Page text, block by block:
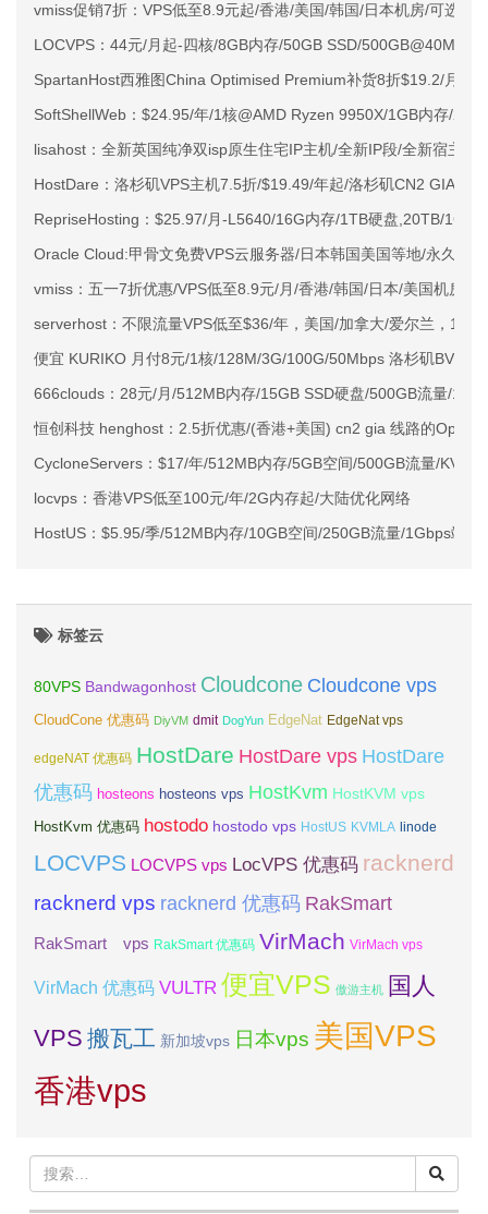
vmiss促销7折：VPS低至8.9元起/香港/美国/韩国/日本机房/可选
LOCVPS：44元/月起-四核/8GB内存/50GB SSD/
SpartanHost西雅图China Optimised Premium补货8折$19.2/月起
SoftShellWeb：$24.95/年/1核@AMD Ryzen 9950X/1GB内存/
lisahost：全新英国纯净双isp原生住宅IP主机/全新IP段/全新宿主机
HostDare：洛杉矶VPS主机7.5折/$19.49/年起/洛杉矶CN2 GIA/日
RepriseHosting：$25.97/月-L5640/16G内存/1TB硬盘,20TB/
Oracle Cloud:甲骨文免费VPS云服务器/日本韩国美国等地/永久免
vmiss：五一7折优惠/VPS低至8.9元/月/香港/韩国/日本/美国机房/
serverhost：不限流量VPS低至$36/年，美国/加拿大/爱尔兰，1G
便宜 KURIKO 月付8元/1核/128M/3G/100G/50Mbps 洛杉矶BV
666clouds：28元/月/512MB内存/15GB SSD硬盘/500GB流量/
恒创科技 henghost：2.5折优惠/(香港+美国) cn2 gia 线路的
CycloneServers：$17/年/512MB内存/5GB空间/500GB流量/KVM/
locvps：香港VPS低至100元/年/2G内存起/大陆优化网络
HostUS：$5.95/季/512MB内存/10GB空间/250GB流量/1Gbps端口
标签云
80VPS Bandwagonhost Cloudcone Cloudcone vps
CloudCone 优惠码 DiyVM dmit DogYun EdgeNat EdgeNat vps
edgeNAT 优惠码 HostDare HostDare vps HostDare
优惠码 hosteons hosteons vps HostKvm HostKVM vps
HostKvm 优惠码 hostodo hostodo vps HostUS KVMLA linode
LOCVPS LOCVPS vps LocVPS 优惠码 racknerd
racknerd vps racknerd 优惠码 RakSmart
RakSmart vps RakSmart 优惠码 VirMach VirMach vps
VirMach 优惠码 VULTR 便宜VPS 傲游主机 国人
VPS 搬瓦工 新加坡vps 日本vps 美国VPS
香港vps